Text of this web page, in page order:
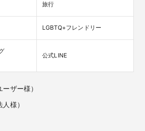
旅行
LGBTQ+フレンドリー
公式LINE
ザー様）
様）